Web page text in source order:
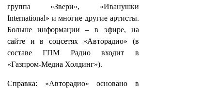
группа «Звери», «Иванушки
International» и многие другие артисты.
Больше информации – в эфире, на
сайте и в соцсетях «Авторадио» (в
составе ГПМ Радио входит в
«Газпром-Медиа Холдинг»).
Справка: «Авторадио» основано в